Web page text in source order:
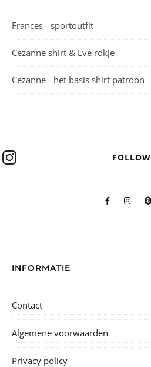
Frances - sportoutfit
Cezanne shirt & Eve rokje
Cezanne - het basis shirt patroon
FOLLOW
INFORMATIE
Contact
Algemene voorwaarden
Privacy policy